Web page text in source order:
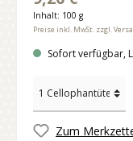
Inhalt: 100 g
Preise inkl. MwSt. zzgl.
Sofort verfügbar,
Zum